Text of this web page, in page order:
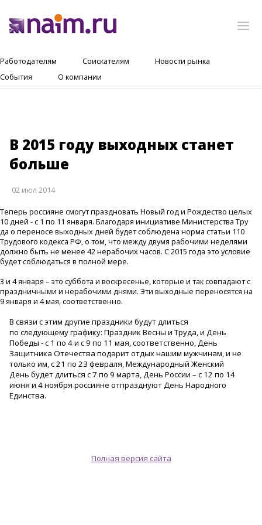
Работодателям Соискателям
Новости рынка
События
О компании
В 2015 году выходных станет
больше
02 июл 2014
Теперь россияне смогут праздновать Новый год и Рождество целых
10 дней - с 1 по 11 января. Благодаря инициативе Министерства Тру
да о переносе выходных дней будет соблюдена норма статьи 110
Трудового кодекса РФ, о том, что между двумя рабочими неделями
должно быть не менее 42 нерабочих часов. С 2015 года это условие
будет соблюдаться в полной мере.
3 и 4 января – это суббота и воскресенье, которые и так совпадают с
праздничными и нерабочими днями. Эти выходные переносятся на
9 января и 4 мая, соответственно.
В связи с этим другие праздники будут длиться
по следующему графику: Праздник Весны и Труда,и День
Победы - с 1 по 4 и с 9 по 11 мая, соответственно, День
Защитника Отечества подарит отдых нашим мужчинам, и не
только им, с 21 по 23 февраля, Международный Женский
День будет длиться с 7 по 9 марта, День России – с 12 по 14
июня и 4 ноября россияне отпразднуют День Народного
Единства.
Полная версия сайта